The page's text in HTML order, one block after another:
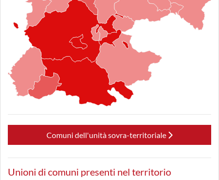
Comuni dell'unità sovra-territoriale
Unioni di comuni presenti nel territorio